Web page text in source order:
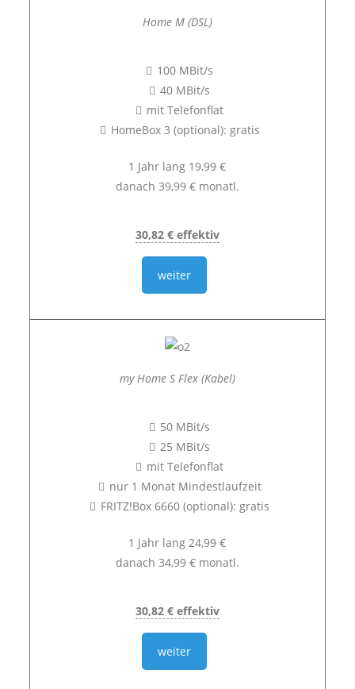
Home M (DSL)
100 MBit/s
40 MBit/s
mit Telefonflat
HomeBox 3 (optional): gratis
1 Jahr lang 19,99 €
danach 39,99 € monatl.
30,82 € effektiv
weiter
my Home S Flex (Kabel)
50 MBit/s
25 MBit/s
mit Telefonflat
nur 1 Monat Mindestlaufzeit
FRITZ!Box 6660 (optional): gratis
1 Jahr lang 24,99 €
danach 34,99 € monatl.
30,82 € effektiv
weiter